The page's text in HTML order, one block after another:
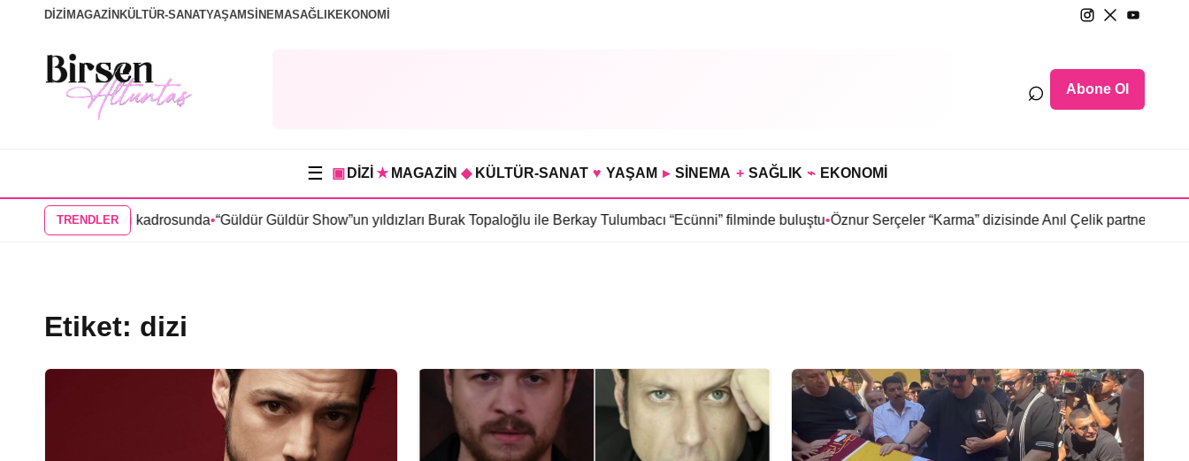
DİZİ MAGAZİN KÜLTÜR-SANATYAŞAMSİNEMASAĞLIKEKONOMİ
⌕ Abone Ol
☰ ▣ DİZİ ★ MAGAZİN ◆ KÜLTÜR-SANAT ♥ YAŞAM ▸ SİNEMA + SAĞLIK ⌁ EKONOMİ
TRENDLER
“Karma” dizisi kadrosunda•“Güldür Güldür Show”un yıldızları Burak Topaloğlu ile Berkay Tulumbacı “Ecünni” filminde buluştu• Öznur Serçeler “Karma” dizisinde Anıl Çelik partneri oldu
Etiket: dizi